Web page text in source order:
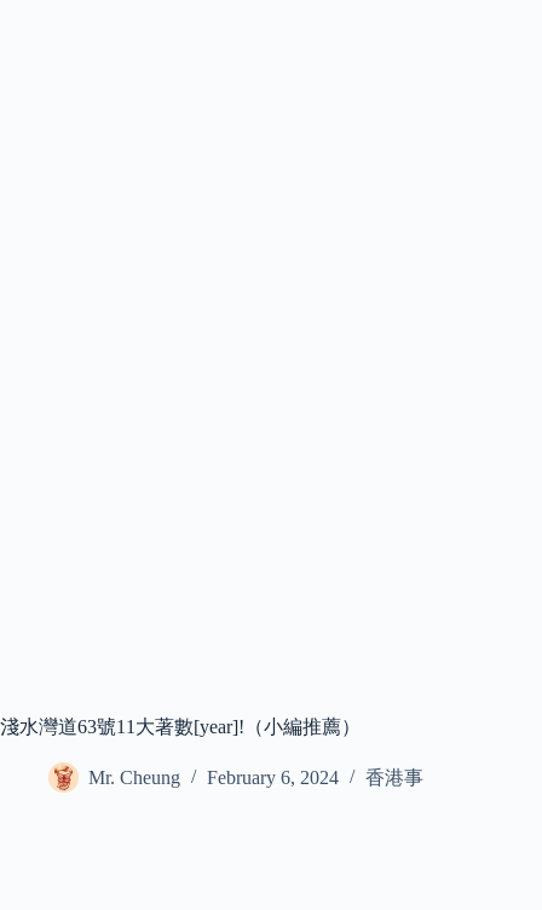
淺水灣道63號11大著數[year]!（小編推薦）
Mr. Cheung February 6, 2024 香港事